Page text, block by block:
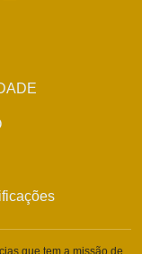
que tem a missão de